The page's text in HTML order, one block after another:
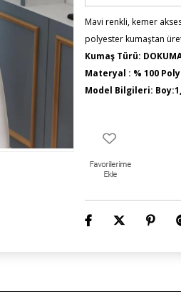
Mavi renkli, kemer
polyester kumaştan
Kumaş Türü:
Materyal : % 100
Model Bilgileri: